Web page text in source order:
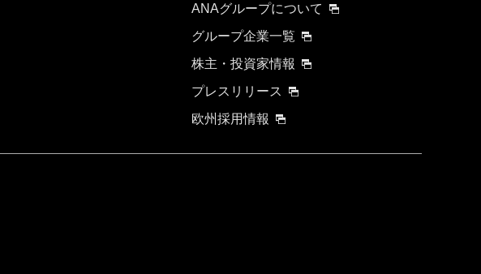
ANAグループについて
グループ企業一覧
株主・投資家情報
プレスリリース
欧州採用情報